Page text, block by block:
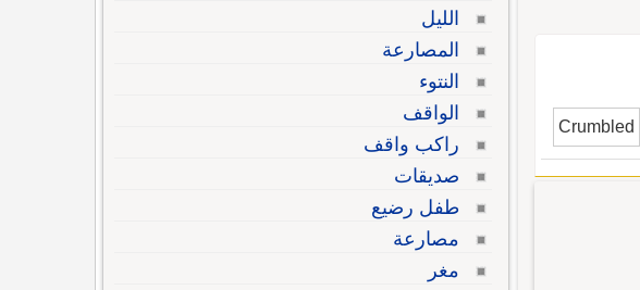
Crumbled
الليل
المصارعة
النتوء
الواقف
راكب واقف
صديقات
طفل رضيع
مصارعة
مغر